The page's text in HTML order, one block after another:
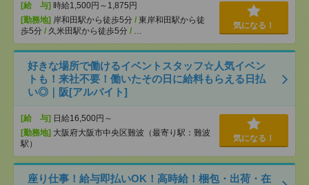
[給 与] 時給1,500円～1,875円
[勤務地] 岸和田駅から徒歩5分 / 東岸和田駅から徒
歩5分 / 久米田駅から徒歩5分 / …
気になる！
好きな場所で働けるイベントスタッフ☆人気イベン
トも！来社不要！働いたその日に給料もらえる日払
い◎｜阪[アルバイト]
[給 与] 日給16,500円～
[勤務地] 大阪府大阪市中央区難波（最寄り駅：難波
駅）
気になる！
座り仕事！給与即払いOK！高時給！梱包・出荷・在